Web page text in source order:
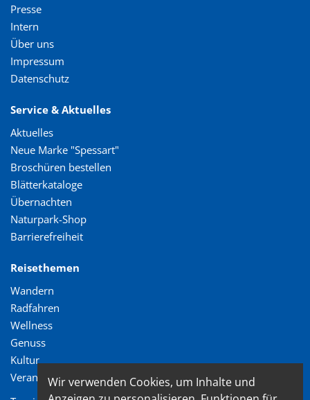
Presse
Intern
Über uns
Impressum
Datenschutz
Service & Aktuelles
Aktuelles
Neue Marke "Spessart"
Broschüren bestellen
Blätterkataloge
Übernachten
Naturpark-Shop
Barrierefreiheit
Reisethemen
Wandern
Radfahren
Wellness
Genuss
Kultur
VeranstaltungenWir verwenden Cookies, um Inhalte und